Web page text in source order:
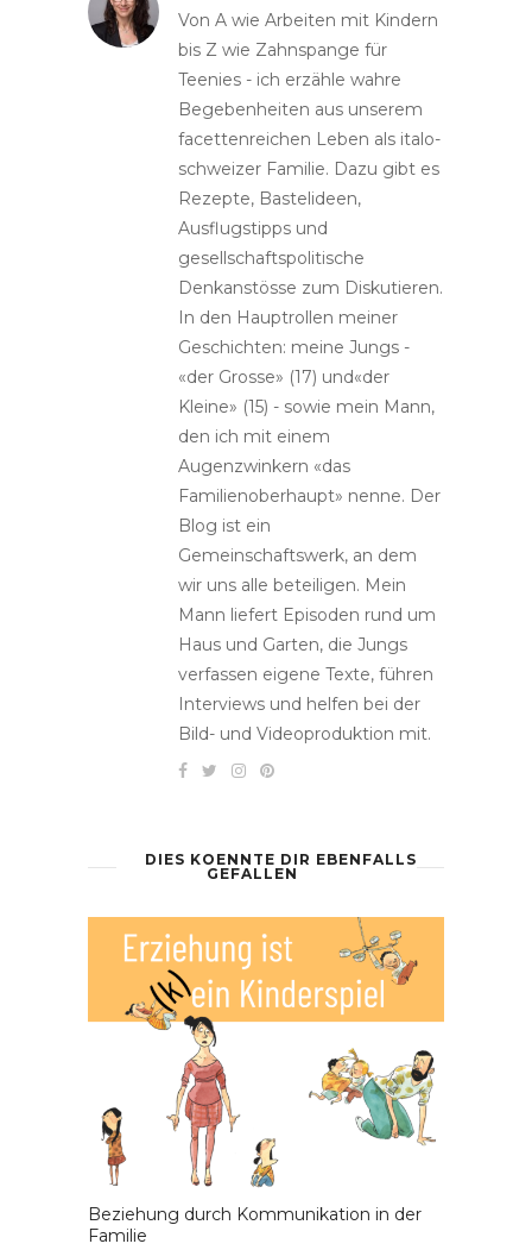
Von A wie Arbeiten mit Kindern
bis Z wie Zahnspange für
Teenies - ich erzähle wahre
Begebenheiten aus unserem
facettenreichen Leben als italo-
schweizer Familie. Dazu gibt es
Rezepte, Bastelideen,
Ausflugstipps und
gesellschaftspolitische
Denkanstösse zum Diskutieren.
In den Hauptrollen meiner
Geschichten: meine Jungs -
«der Grosse» (17) und«der
Kleine» (15) - sowie mein Mann,
den ich mit einem
Augenzwinkern «das
Familienoberhaupt» nenne. Der
Blog ist ein
Gemeinschaftswerk, an dem
wir uns alle beteiligen. Mein
Mann liefert Episoden rund um
Haus und Garten, die Jungs
verfassen eigene Texte, führen
Interviews und helfen bei der
Bild- und Videoproduktion mit.
DIES KOENNTE DIR EBENFALLS
GEFALLEN
Beziehung durch Kommunikation in der
Familie